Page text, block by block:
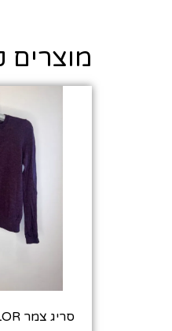
מוצרים
סריג צמר ANN TAYLOR מידה L